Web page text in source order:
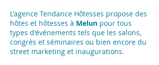
L'agence Tendance Hôtesses propose des
hôtes et hôtesses à Melun pour tous
types d'événements tels que les salons,
congrès et séminaires ou bien encore du
street marketing et inaugurations.